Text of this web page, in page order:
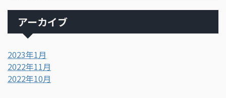
アーカイブ
2023年1月
2022年11月
2022年10月